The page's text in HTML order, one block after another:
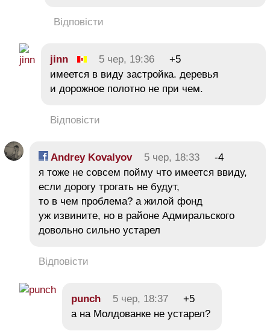
Відповісти
jinn 5 чер, 19:36
+5
имеется в виду застройка. деревья
и дорожное полотно не при чем.
Відповісти
Andrey Kovalyov 5 чер, 18:33
-4
я тоже не совсем пойму что имеется ввиду,
если дорогу трогать не будут,
то в чем проблема? а жилой фонд
уж извините, но в районе Адмиральского
довольно сильно устарел
Відповісти
punch 5 чер, 18:37
+5
а на Молдованке не устарел?